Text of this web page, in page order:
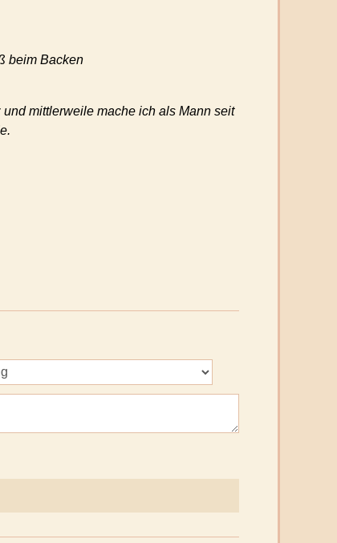
beim Backen
mittlerweile mache ich als Mann seit